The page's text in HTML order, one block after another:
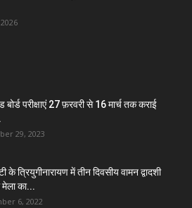
बोर्ड परीक्षाएं 27 फ़रवरी से 16 मार्च तक कराई
29, 2023
के त्रियुगीनारायण में तीन दिवसीय वामन द्वादशी
मेला का...
6, 2022